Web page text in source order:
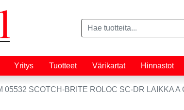
Yritys Tuotteet Värikartat Hinnastot
05532 SCOTCH-BRITE ROLOC SC-DR LAIKKA A